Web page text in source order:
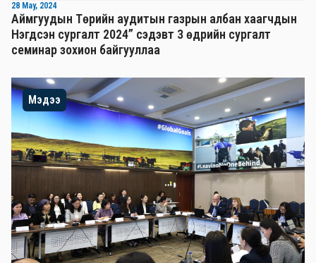
28 May, 2024
Аймгуудын Төрийн аудитын газрын албан хаагчдын
Нэгдсэн сургалт 2024” сэдэвт 3 өдрийн сургалт
семинар зохион байгууллаа
Мэдээ